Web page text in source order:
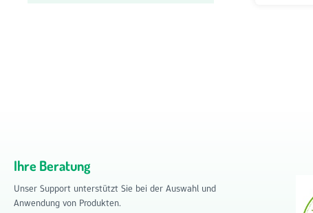
Ihre Beratung
Unser Support unterstützt Sie bei der Auswahl und
Anwendung von Produkten.